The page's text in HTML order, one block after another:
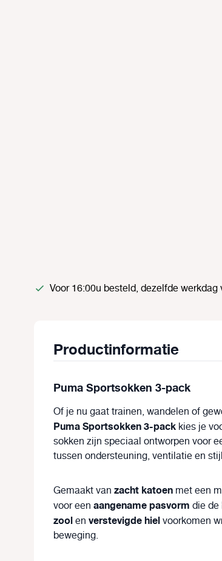
Voor 16:00u besteld, dezelfde werkdag
Productinformatie
Puma Sportsokken 3-pack
Of je nu gaat trainen, wandelen of
Puma Sportsokken 3-pack kies je
sokken zijn speciaal ontworpen voor
tussen ondersteuning, ventilatie en
Gemaakt van zacht katoen met een
voor een aangename pasvorm die
zoolen verstevigde hielvoorkomen
beweging.